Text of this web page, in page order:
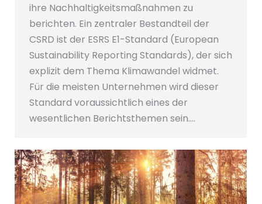
ihre Nachhaltigkeitsmaßnahmen zu
berichten. Ein zentraler Bestandteil der
CSRD ist der ESRS E1-Standard (European
Sustainability Reporting Standards), der sich
explizit dem Thema Klimawandel widmet.
Für die meisten Unternehmen wird dieser
Standard voraussichtlich eines der
wesentlichen Berichtsthemen sein.…